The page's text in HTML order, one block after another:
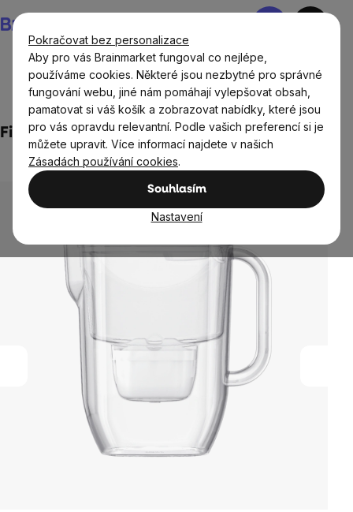
Pokračovat bez personalizace
Aby pro vás Brainmarket fungoval co nejlépe,
používáme cookies. Některé jsou nezbytné pro správné
fungování webu, jiné nám pomáhají vylepšovat obsah,
pamatovat si váš košík a zobrazovat nabídky, které jsou
pro vás opravdu relevantní. Podle vašich preferencí si je
můžete upravit. Více informací najdete v našich
Zásadách používání cookies.
Souhlasím
Nastavení
na
obsah
Nákupní
Domov Vodní filtry a konvice
Filtrační konvice Aquaphor Fresh, bílá, 3,2 l
Průměrné
hodnocení
produktu
5
Neohodnoceno